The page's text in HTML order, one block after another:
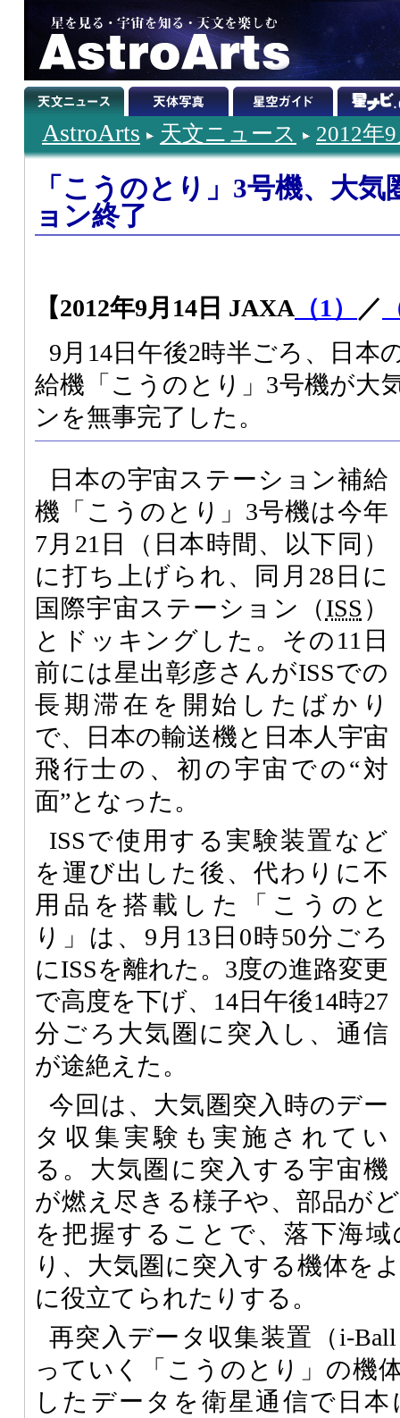
AstroArts 天文ニュース 2012年
「こうのとり」3号機、大
ョン終了
【2012年9月14日 JAXA （1） ／
9月14日午後2時半ごろ、日本
給機「こうのとり」3号機が大
ンを無事完了した。
日本の宇宙ステーション補給
機「こうのとり」3号機は今年
7月21日（日本時間、以下同）
に打ち上げられ、同月28日に
国際宇宙ステーション（ISS ）
とドッキングした。その11日
前には星出彰彦さんがISSでの
長期滞在を開始したばかり
で、日本の輸送機と日本人宇宙
飛行士の、初の宇宙での“対
面”となった。
ISSで使用する実験装置など
を運び出した後、代わりに不
用品を搭載した「こうのと
り」は、9月13日0時50分ごろ
にISSを離れた。3度の進路変更
で高度を下げ、14日午後14時27
分ごろ大気圏に突入し、通信
が途絶えた。
今回は、大気圏突入時のデー
タ収集実験も実施されてい
る。大気圏に突入する宇宙機
が燃え尽きる様子や、部品が
を把握することで、落下海
り、大気圏に突入する機体を
に役立てられたりする。
再突入データ収集装置（i-
っていく「こうのとり」の機
したデータを衛星通信で日